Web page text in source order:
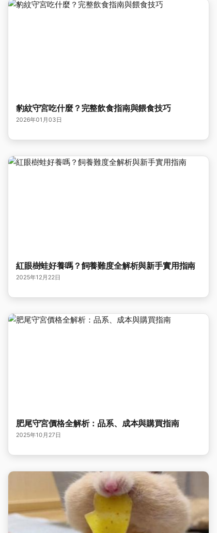
豹紋守宮吃什麼？完整飲食指南與餵食技巧
2026年01月03日
紅眼樹蛙好養嗎？飼養難度全解析與新手實用指南
2025年12月22日
肥尾守宮價格全解析：品系、成本與購買指南
2025年10月27日